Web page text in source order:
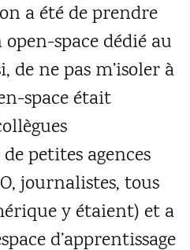
a été de prendre
space dédié au
ne pas m’isoler à
space était
petites agences
journalistes, tous
y étaient) et a
d’apprentissage